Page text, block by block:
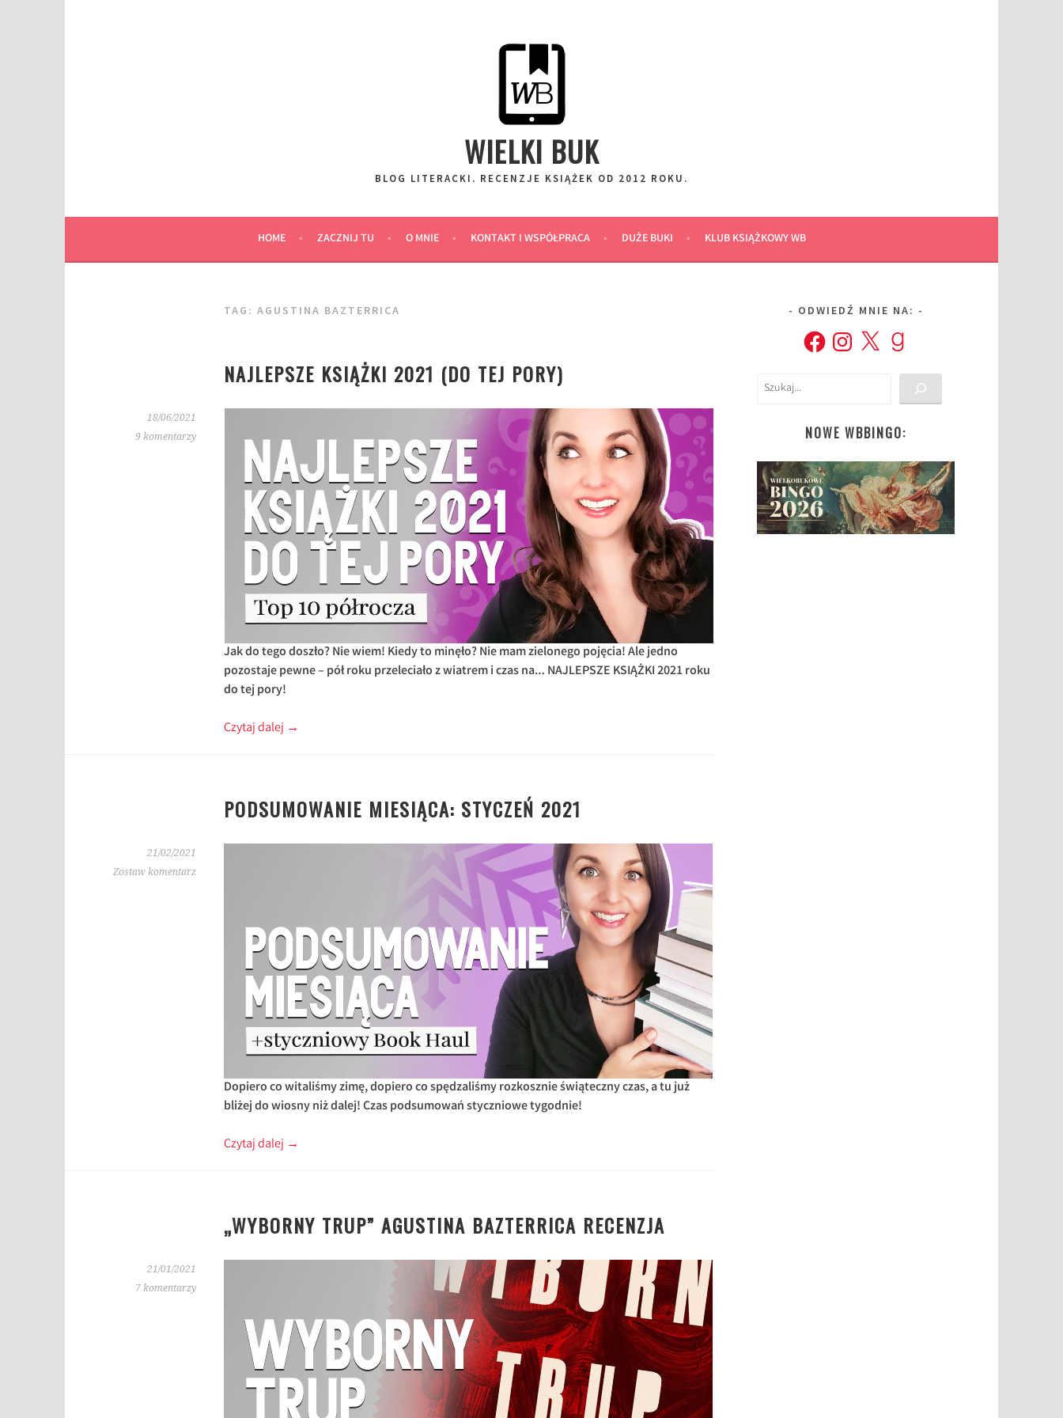
WIELKI BUK
BLOG LITERACKI. RECENZJE KSIĄŻEK OD 2012 ROKU.
HOME ZACZNIJ TU O MNIE KONTAKT I WSPÓŁPRACA DUŻE BUKI KLUB KSIĄŻKOWY WB
TAG: AGUSTINA BAZTERRICA
NAJLEPSZE KSIĄŻKI 2021 (DO TEJ PORY)
18/06/2021
9 komentarzy
Jak do tego doszło? Nie wiem! Kiedy to minęło? Nie mam zielonego pojęcia! Ale jedno
pozostaje pewne – pół roku przeleciało z wiatrem i czas na… NAJLEPSZE KSIĄŻKI 2021 roku
do tej pory!
Czytaj dalej →
PODSUMOWANIE MIESIĄCA: STYCZEŃ 2021
21/02/2021
Zostaw komentarz
Dopiero co witaliśmy zimę, dopiero co spędzaliśmy rozkosznie świąteczny czas, a tu już
bliżej do wiosny niż dalej! Czas podsumowań styczniowe tygodnie!
Czytaj dalej →
„WYBORNY TRUP” AGUSTINA BAZTERRICA RECENZJA
21/01/2021
7 komentarzy
ODWIEDŹ MNIE NA:
FacebookInstagram
X Goodreads
Szukaj
NOWE WBBINGO: